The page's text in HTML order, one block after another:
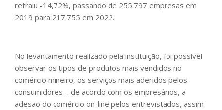
retraiu -14,72%, passando de 255.797 empresas em
2019 para 217.755 em 2022.
No levantamento realizado pela instituição, foi possível
observar os tipos de produtos mais vendidos no
comércio mineiro, os serviços mais aderidos pelos
consumidores – de acordo com os empresários, a
adesão do comércio on-line pelos entrevistados, assim